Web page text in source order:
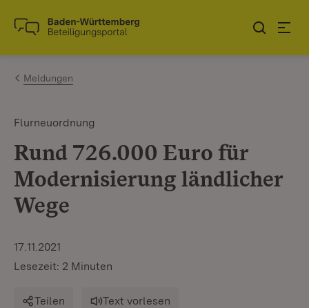
Zum Inhalt springen
Link zur Startseite
Meldungen
Flurneuordnung
Rund 726.000 Euro für
Modernisierung ländlicher
Wege
17.11.2021
Lesezeit: 2 Minuten
Teilen Text vorlesen